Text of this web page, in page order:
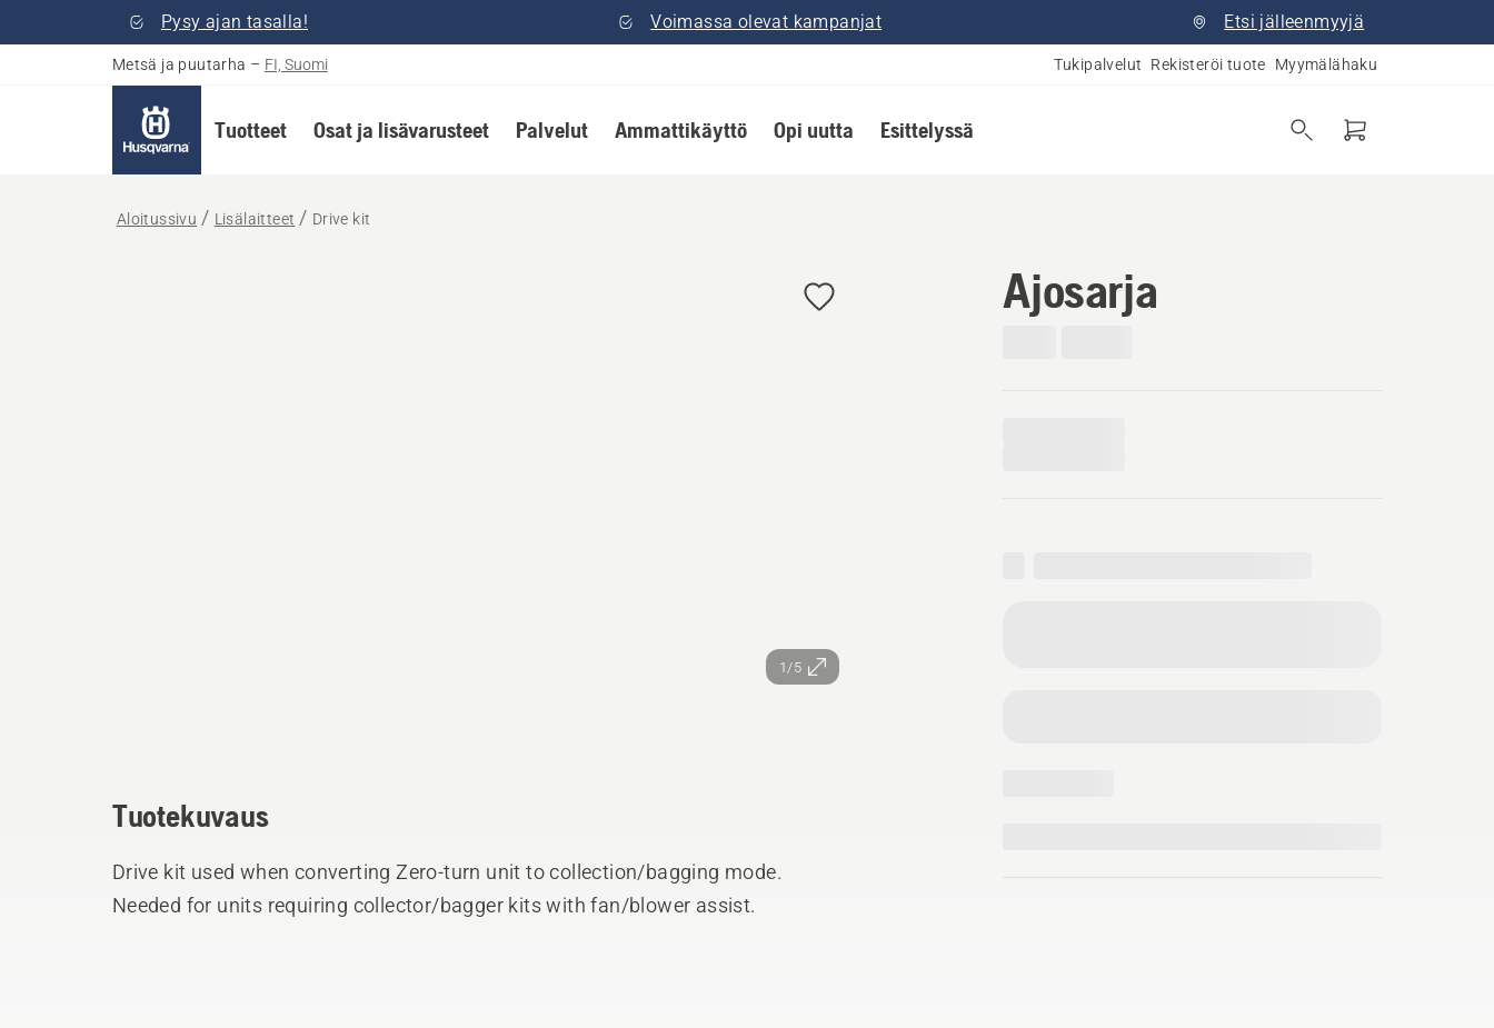
Pysy ajan tasalla! Voimassa olevat kampanjat Etsi jälleenmyyjä
Metsä ja puutarha – FI, Suomi Tukipalvelut Rekisteröi tuote Myymälähaku
Tuotteet Osat ja lisävarusteet Palvelut Ammattikäyttö Opi uutta Esittelyssä
Aloitussivu Lisälaitteet Drive kit
1/5
Ajosarja
Tuotekuvaus
Drive kit used when converting Zero-turn unit to collection/bagging mode.
Needed for units requiring collector/bagger kits with fan/blower assist.